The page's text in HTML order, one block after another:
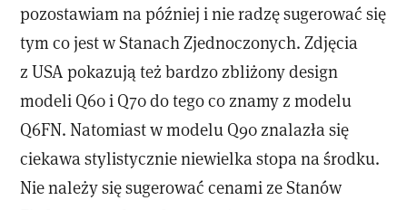
pozostawiam na później i nie radzę sugerować się
tym co jest w Stanach Zjednoczonych. Zdjęcia
z USA pokazują też bardzo zbliżony design
modeli Q60 i Q70 do tego co znamy z modelu
Q6FN. Natomiast w modelu Q90 znalazła się
ciekawa stylistycznie niewielka stopa na środku.
Nie należy się sugerować cenami ze Stanów